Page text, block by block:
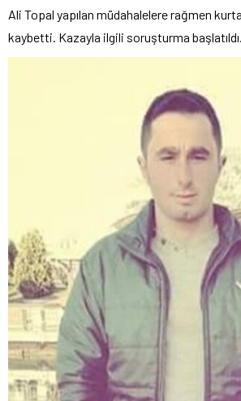
Ali Topal yapılan müdahalelere rağmen
kaybetti. Kazayla ilgili soruşturma başlatıldı.